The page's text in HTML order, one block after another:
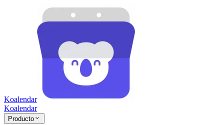
Koalendar
Koalendar
Producto